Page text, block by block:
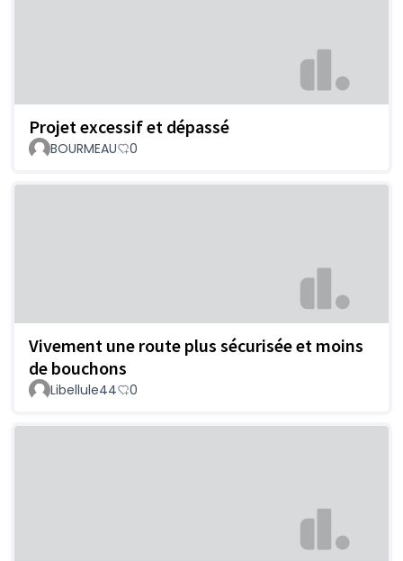
Projet excessif et dépassé
BOURMEAU 0
Vivement une route plus sécurisée et moins
de bouchons
Libellule44 0